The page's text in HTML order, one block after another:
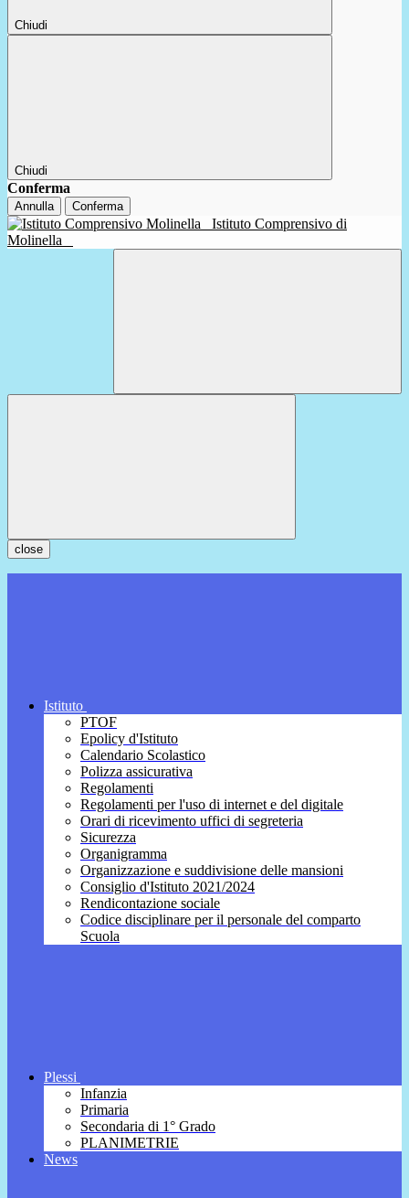
Chiudi
Chiudi
Conferma
Annulla Conferma
Istituto Comprensivo di
Molinella
close
Istituto
PTOF
Epolicy d'Istituto
Calendario Scolastico
Polizza assicurativa
Regolamenti
Regolamenti per l'uso di internet e del digitale
Orari di ricevimento uffici di segreteria
Sicurezza
Organigramma
Organizzazione e suddivisione delle mansioni
Consiglio d'Istituto 2021/2024
Rendicontazione sociale
Codice disciplinare per il personale del comparto
Scuola
Plessi
Infanzia
Primaria
Secondaria di 1° Grado
PLANIMETRIE
News